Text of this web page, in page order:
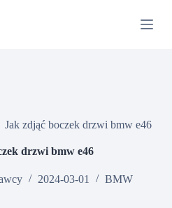
Jak zdjąć boczek drzwi bmw e46
drzwi bmw e46
2024-03-01 BMW